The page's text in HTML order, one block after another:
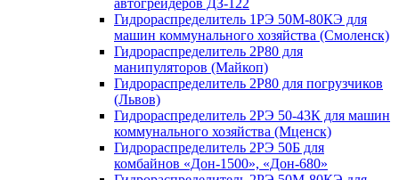
Гидрораспределитель 1РЭ 50М-80КЭ для
машин коммунального хозяйства (Смоленск)
Гидрораспределитель 2Р80 для
манипуляторов (Майкоп)
Гидрораспределитель 2Р80 для погрузчиков
(Львов)
Гидрораспределитель 2РЭ 50-43К для машин
коммунального хозяйства (Мценск)
Гидрораспределитель 2РЭ 50Б для
комбайнов «Дон-1500», «Дон-680»